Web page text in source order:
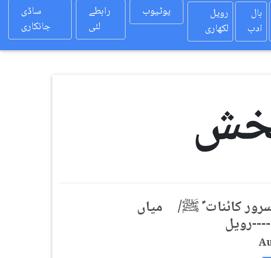
ساڈی
جانکاری
رابطے
لئی
یوٹیوب
رویل
لکھاری
بال
ادب
کائنات ؐ ﷺ/ میاں
رویل